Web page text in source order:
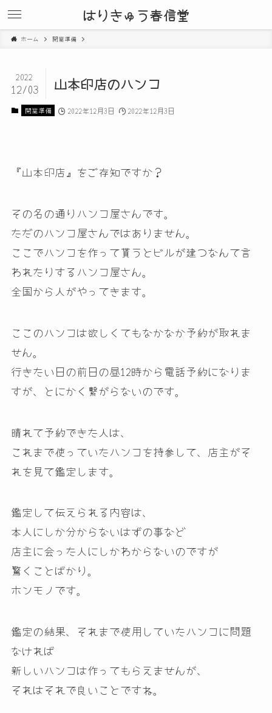
はりきゅう春信堂
ホーム 開業準備
山本印店のハンコ
2022
12/03
開業準備 2022年12月3日 2022年12月3日
『山本印店』をご存知ですか？
その名の通りハンコ屋さんです。
ただのハンコ屋さんではありません。
ここでハンコを作って貰うとビルが建つなんて言
われたりするハンコ屋さん。
全国から人がやってきます。
ここのハンコは欲しくてもなかなか予約が取れま
せん。
行きたい日の前日の昼12時から電話予約になりま
すが、とにかく繋がらないのです。
晴れて予約できた人は、
これまで使っていたハンコを持参して、店主がそ
れを見て鑑定します。
鑑定して伝えられる内容は、
本人にしか分からないはずの事など
店主に会った人にしかわからないのですが
驚くことばかり。
ホンモノです。
鑑定の結果、それまで使用していたハンコに問題
なければ
新しいハンコは作ってもらえませんが、
それはそれで良いことですね。